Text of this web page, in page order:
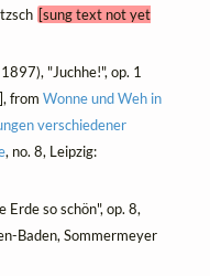
[sung text not yet
"Juchhe!", op. 1
from Wonne und Weh in
verschiedener
, no. 8, Leipzig:
Erde so schön", op. 8,
Baden, Sommermeyer